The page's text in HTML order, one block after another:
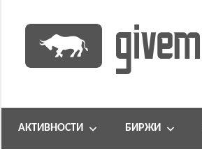
содержимому
GiveMeBit.com
портал
АКТИВНОСТИ БИРЖИ